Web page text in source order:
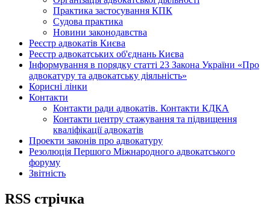
Практика застосування КПК
Судова практика
Новини законодавства
Реєстр адвокатів Києва
Реєстр адвокатських об'єднань Києва
Інформування в порядку статті 23 Закона України «Про
адвокатуру та адвокатську діяльність»
Корисні лінки
Контакти
Контакти ради адвокатів. Контакти КДКА
Контакти центру стажування та підвищення
кваліфікації адвокатів
Проекти законів про адвокатуру
Резолюція Першого Міжнародного адвокатського
форуму
Звітність
RSS стрічка